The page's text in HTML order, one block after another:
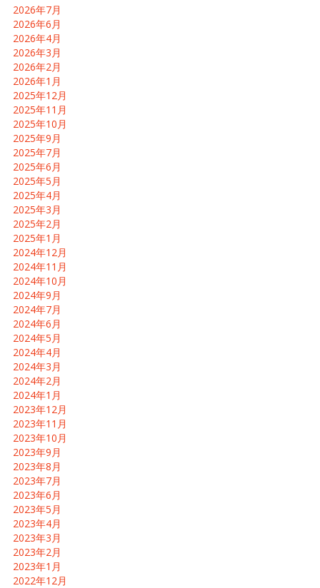
2026年7月
2026年6月
2026年4月
2026年3月
2026年2月
2026年1月
2025年12月
2025年11月
2025年10月
2025年9月
2025年7月
2025年6月
2025年5月
2025年4月
2025年3月
2025年2月
2025年1月
2024年12月
2024年11月
2024年10月
2024年9月
2024年7月
2024年6月
2024年5月
2024年4月
2024年3月
2024年2月
2024年1月
2023年12月
2023年11月
2023年10月
2023年9月
2023年8月
2023年7月
2023年6月
2023年5月
2023年4月
2023年3月
2023年2月
2023年1月
2022年12月